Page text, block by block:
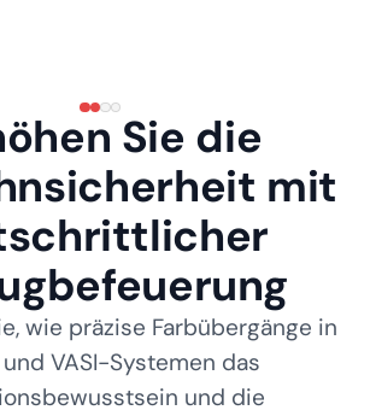
Sie die
mit
wie präzise Farbübergänge in
und VASI-Systemen das
und die